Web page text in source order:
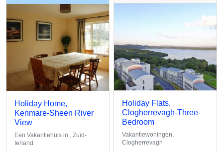
Holiday Home,
Kenmare-Sheen River
View
Een Vakantiehuis in , Zuid-
Ierland
Holiday Flats,
Clogherrevagh-Three-
Bedroom
Vakantiewoningen,
Clogherrevagh